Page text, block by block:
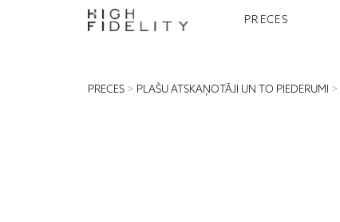
PRECES
PRECES > PLAŠU ATSKAŅOTĀJI UN TO PIEDERUMI >